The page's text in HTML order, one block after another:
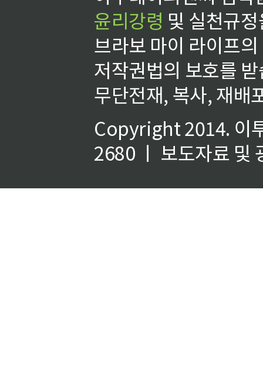
윤리강령 및 실천규
브라보 마이 라이프
저작권법의 보호를
무단전재, 복사, 재배
Copyright 2014. 이
2680 ㅣ 보도자료